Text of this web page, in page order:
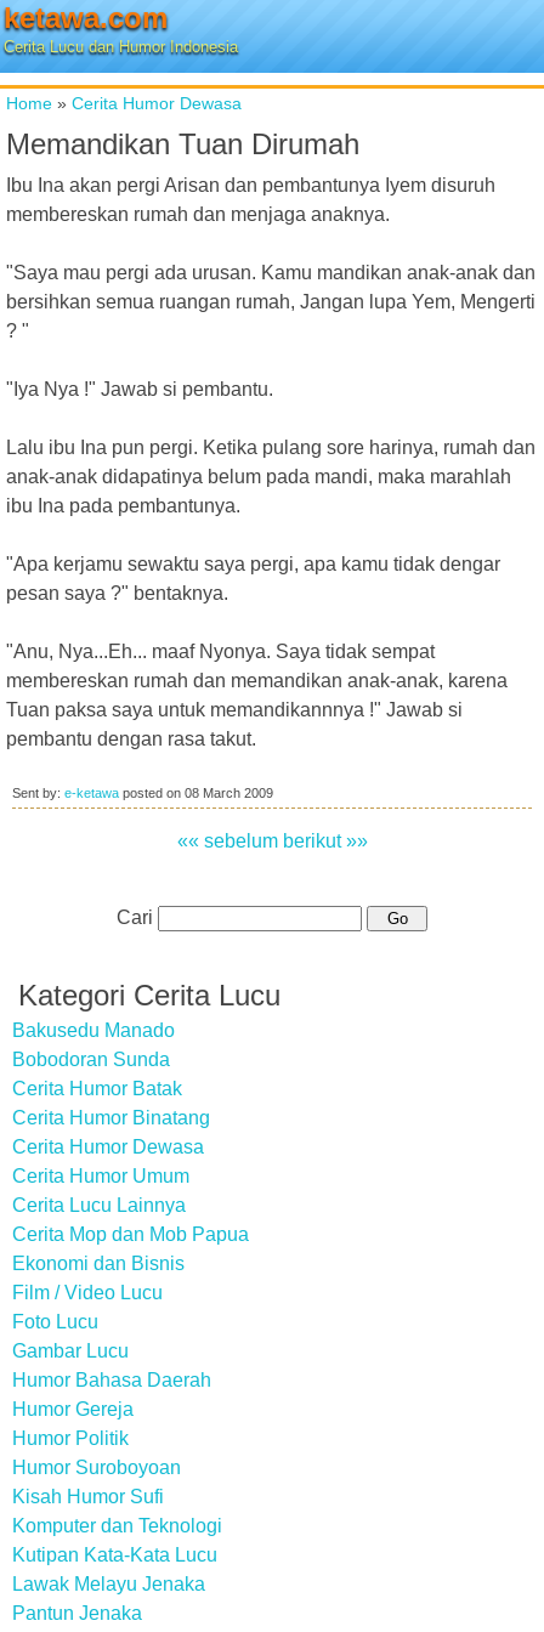
ketawa.com
Cerita Lucu dan Humor Indonesia
Home » Cerita Humor Dewasa
Memandikan Tuan Dirumah
Ibu Ina akan pergi Arisan dan pembantunya Iyem disuruh
membereskan rumah dan menjaga anaknya.
"Saya mau pergi ada urusan. Kamu mandikan anak-anak dan
bersihkan semua ruangan rumah, Jangan lupa Yem, Mengerti
? "
"Iya Nya !" Jawab si pembantu.
Lalu ibu Ina pun pergi. Ketika pulang sore harinya, rumah dan
anak-anak didapatinya belum pada mandi, maka marahlah
ibu Ina pada pembantunya.
"Apa kerjamu sewaktu saya pergi, apa kamu tidak dengar
pesan saya ?" bentaknya.
"Anu, Nya...Eh... maaf Nyonya. Saya tidak sempat
membereskan rumah dan memandikan anak-anak, karena
Tuan paksa saya untuk memandikannnya !" Jawab si
pembantu dengan rasa takut.
Sent by: e-ketawa posted on 08 March 2009
«« sebelum berikut »»
Cari
Kategori Cerita Lucu
Bakusedu Manado
Bobodoran Sunda
Cerita Humor Batak
Cerita Humor Binatang
Cerita Humor Dewasa
Cerita Humor Umum
Cerita Lucu Lainnya
Cerita Mop dan Mob Papua
Ekonomi dan Bisnis
Film / Video Lucu
Foto Lucu
Gambar Lucu
Humor Bahasa Daerah
Humor Gereja
Humor Politik
Humor Suroboyoan
Kisah Humor Sufi
Komputer dan Teknologi
Kutipan Kata-Kata Lucu
Lawak Melayu Jenaka
Pantun Jenaka